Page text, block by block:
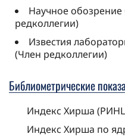
Научное обозрение
редколлегии)
Известия
(Член редколлегии)
Библиометрические
Индекс Хирша
Индекс Хирша по